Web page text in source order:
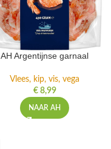
AH Argentijnse garnaal
Vlees, kip, vis, vega
€8,99
NAAR AH